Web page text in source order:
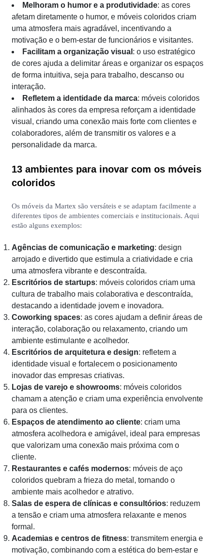
Melhoram o humor e a produtividade: as cores
afetam diretamente o humor, e móveis coloridos criam
uma atmosfera mais agradável, incentivando a
motivação e o bem-estar de funcionários e visitantes.
Facilitam a organização visual : o uso estratégico
de cores ajuda a delimitar áreas e organizar os espaços
de forma intuitiva, seja para trabalho, descanso ou
interação.
Refletem a identidade da marca: móveis coloridos
alinhados às cores da empresa reforçam a identidade
visual, criando uma conexão mais forte com clientes e
colaboradores, além de transmitir os valores e a
personalidade da marca.
13 ambientes para inovar com os móveis
coloridos
Os móveis da Martex são versáteis e se adaptam facilmente a
diferentes tipos de ambientes comerciais e institucionais. Aqui
estão alguns exemplos:
Agências de comunicação e marketing: design
arrojado e divertido que estimula a criatividade e cria
uma atmosfera vibrante e descontraída.
Escritórios de startups: móveis coloridos criam uma
cultura de trabalho mais colaborativa e descontraída,
destacando a identidade jovem e inovadora.
Coworking spaces: as cores ajudam a definir áreas de
interação, colaboração ou relaxamento, criando um
ambiente estimulante e acolhedor.
Escritórios de arquitetura e design: refletem a
identidade visual e fortalecem o posicionamento
inovador das empresas criativas.
Lojas de varejo e showrooms: móveis coloridos
chamam a atenção e criam uma experiência envolvente
para os clientes.
Espaços de atendimento ao cliente: criam uma
atmosfera acolhedora e amigável, ideal para empresas
que valorizam uma conexão mais próxima com o
cliente.
Restaurantes e cafés modernos: móveis de aço
coloridos quebram a frieza do metal, tornando o
ambiente mais acolhedor e atrativo.
Salas de espera de clínicas e consultórios: reduzem
a tensão e criam uma atmosfera relaxante e menos
formal.
Academias e centros de fitness: transmitem energia e
motivação, combinando com a estética do bem-estar e